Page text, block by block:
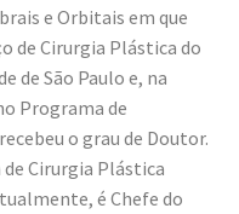
e Orbitais em que
de Cirurgia Plástica do
de São Paulo e, na
Programa de
o grau de Doutor.
Cirurgia Plástica
é Chefe do